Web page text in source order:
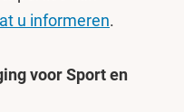
u informeren.
voor Sport en